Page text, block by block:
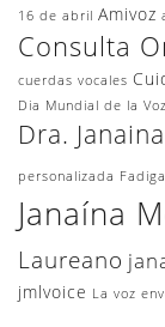
16 de abril Amivoz
Consulta
cuerdas vocales
Dia Mundial de la Voz
Dra.
personalizada
Janaína
Laureano
jmlvoice La voz